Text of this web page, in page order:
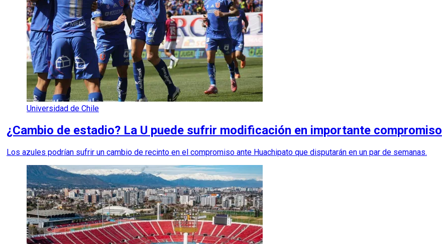
Universidad de Chile
¿Cambio de estadio? La U puede sufrir modificación en importante compromiso
Los azules podrían sufrir un cambio de recinto en el compromiso ante Huachipato que disputarán en un par de semanas.